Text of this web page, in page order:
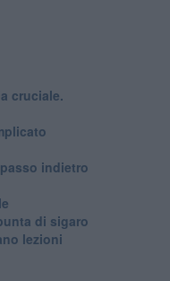
cruciale.
indietro
di sigaro
lezioni